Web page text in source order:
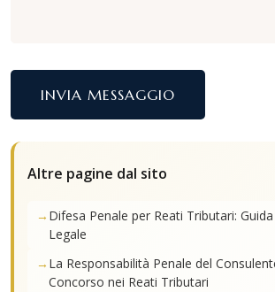
INVIA MESSAGGIO
Altre pagine dal sito
Difesa Penale per Reati Tributari:
Legale
La Responsabilità Penale del
Concorso nei Reati Tributari